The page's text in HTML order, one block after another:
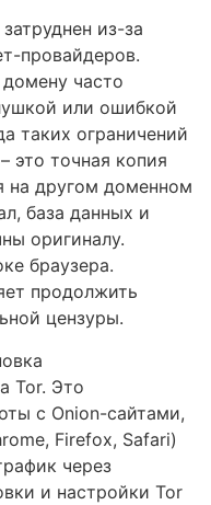
из-за
провайдеров.
часто
или ошибкой
таких ограничений
это точная копия
на другом доменном
база данных и
оригиналу.
браузера.
продолжить
цензуры.
Tor. Это
с Onion-сайтами,
Firefox, Safari)
через
и настройки Tor